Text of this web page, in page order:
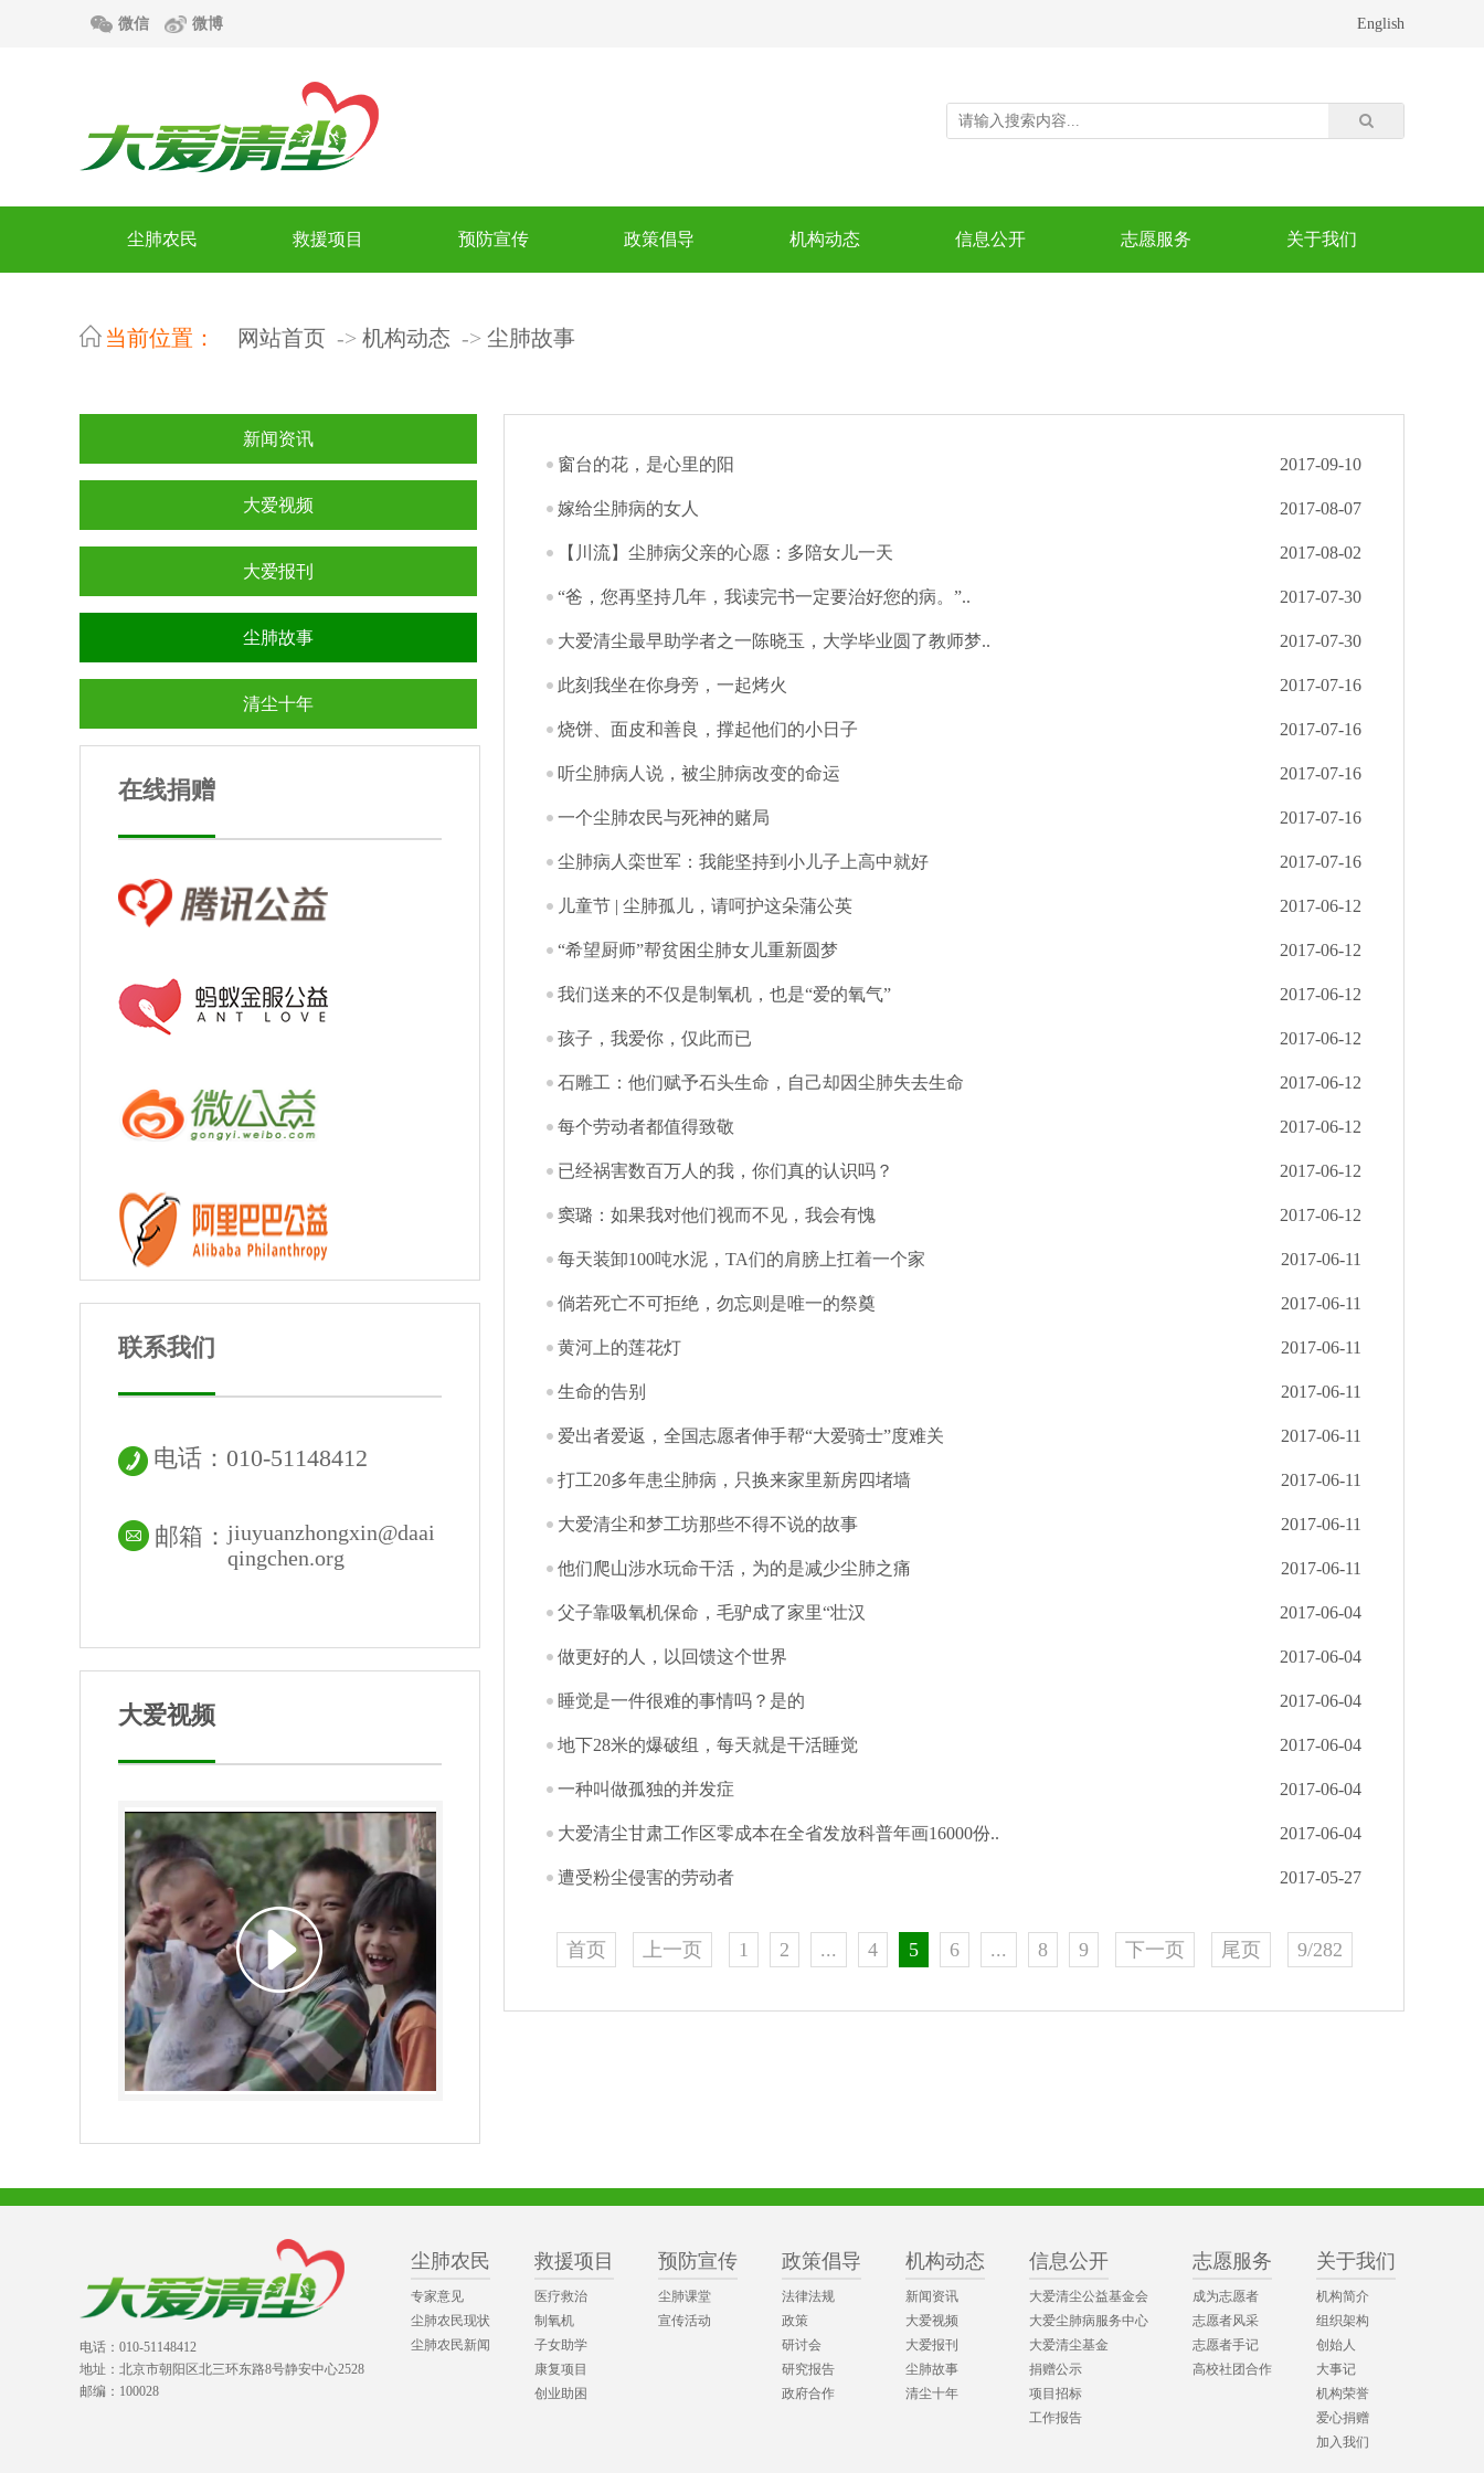
微信 微博 English
尘肺农民 救援项目 预防宣传 政策倡导 机构动态 信息公开 志愿服务 关于我们
当前位置： 网站首页 机构动态 尘肺故事
新闻资讯
大爱视频
大爱报刊
尘肺故事
清尘十年
在线捐赠
联系我们
电话：010-51148412
邮箱：jiuyuanzhongxin@daai
qingchen.org
大爱视频
窗台的花，是心里的阳 2017-09-10
嫁给尘肺病的女人 2017-08-07
【川流】尘肺病父亲的心愿：多陪女儿一天 2017-08-02
“爸，您再坚持几年，我读完书一定要治好您的病。”.. 2017-07-30
大爱清尘最早助学者之一陈晓玉，大学毕业圆了教师梦.. 2017-07-30
此刻我坐在你身旁，一起烤火 2017-07-16
烧饼、面皮和善良，撑起他们的小日子 2017-07-16
听尘肺病人说，被尘肺病改变的命运 2017-07-16
一个尘肺农民与死神的赌局 2017-07-16
尘肺病人栾世军：我能坚持到小儿子上高中就好 2017-07-16
儿童节 | 尘肺孤儿，请呵护这朵蒲公英 2017-06-12
“希望厨师”帮贫困尘肺女儿重新圆梦 2017-06-12
我们送来的不仅是制氧机，也是“爱的氧气” 2017-06-12
孩子，我爱你，仅此而已 2017-06-12
石雕工：他们赋予石头生命，自己却因尘肺失去生命 2017-06-12
每个劳动者都值得致敬 2017-06-12
已经祸害数百万人的我，你们真的认识吗？ 2017-06-12
窦璐：如果我对他们视而不见，我会有愧 2017-06-12
每天装卸100吨水泥，TA们的肩膀上扛着一个家 2017-06-11
倘若死亡不可拒绝，勿忘则是唯一的祭奠 2017-06-11
黄河上的莲花灯 2017-06-11
生命的告别 2017-06-11
爱出者爱返，全国志愿者伸手帮“大爱骑士”度难关 2017-06-11
打工20多年患尘肺病，只换来家里新房四堵墙 2017-06-11
大爱清尘和梦工坊那些不得不说的故事 2017-06-11
他们爬山涉水玩命干活，为的是减少尘肺之痛 2017-06-11
父子靠吸氧机保命，毛驴成了家里“壮汉 2017-06-04
做更好的人，以回馈这个世界 2017-06-04
睡觉是一件很难的事情吗？是的 2017-06-04
地下28米的爆破组，每天就是干活睡觉 2017-06-04
一种叫做孤独的并发症 2017-06-04
大爱清尘甘肃工作区零成本在全省发放科普年画16000份.. 2017-06-04
遭受粉尘侵害的劳动者 2017-05-27
首页 上一页 1 2 ... 4 5 6 ... 8 9 下一页 尾页 9/282
电话：010-51148412
地址：北京市朝阳区北三环东路8号静安中心2528
邮编：100028
尘肺农民
专家意见
尘肺农民现状
尘肺农民新闻
救援项目
医疗救治
制氧机
子女助学
康复项目
创业助困
预防宣传
尘肺课堂
宣传活动
政策倡导
法律法规
政策
研讨会
研究报告
政府合作
机构动态
新闻资讯
大爱视频
大爱报刊
尘肺故事
清尘十年
信息公开
大爱清尘公益基金会
大爱尘肺病服务中心
大爱清尘基金
捐赠公示
项目招标
工作报告
志愿服务
成为志愿者
志愿者风采
志愿者手记
高校社团合作
关于我们
机构简介
组织架构
创始人
大事记
机构荣誉
爱心捐赠
加入我们